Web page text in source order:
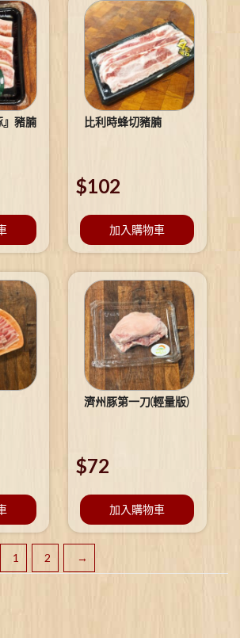
』豬腩
比利時蜂切豬腩
$102
加入購物車
濟州豚第一刀(輕量版)
$72
加入購物車
1 2 →